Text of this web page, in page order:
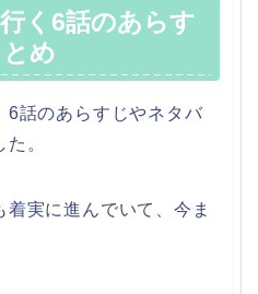
く6話のあらす
め
6話のあらすじやネタバ
。
実に進んでいて、今ま